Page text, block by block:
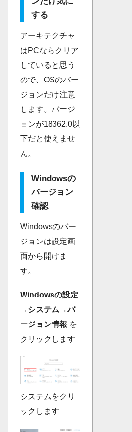
する
アーキテクチャ
はPCならクリア
していると思う
ので、OSのバー
ジョンだけ注意
します。バージ
ョンが18362.0以
下だと使えませ
ん。
Windowsの
バージョン
確認
Windowsのバー
ジョンは設定画
面から開けま
す。
Windowsの設定
→システム→バ
ージョン情報 を
クリックします
システムをクリ
ックします